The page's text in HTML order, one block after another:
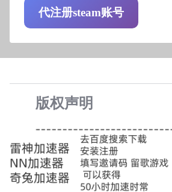
代注册steam账号
版权声明